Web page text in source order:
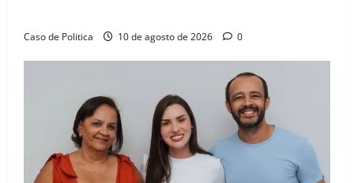
Caso de Politica 10 de agosto de 2026 0